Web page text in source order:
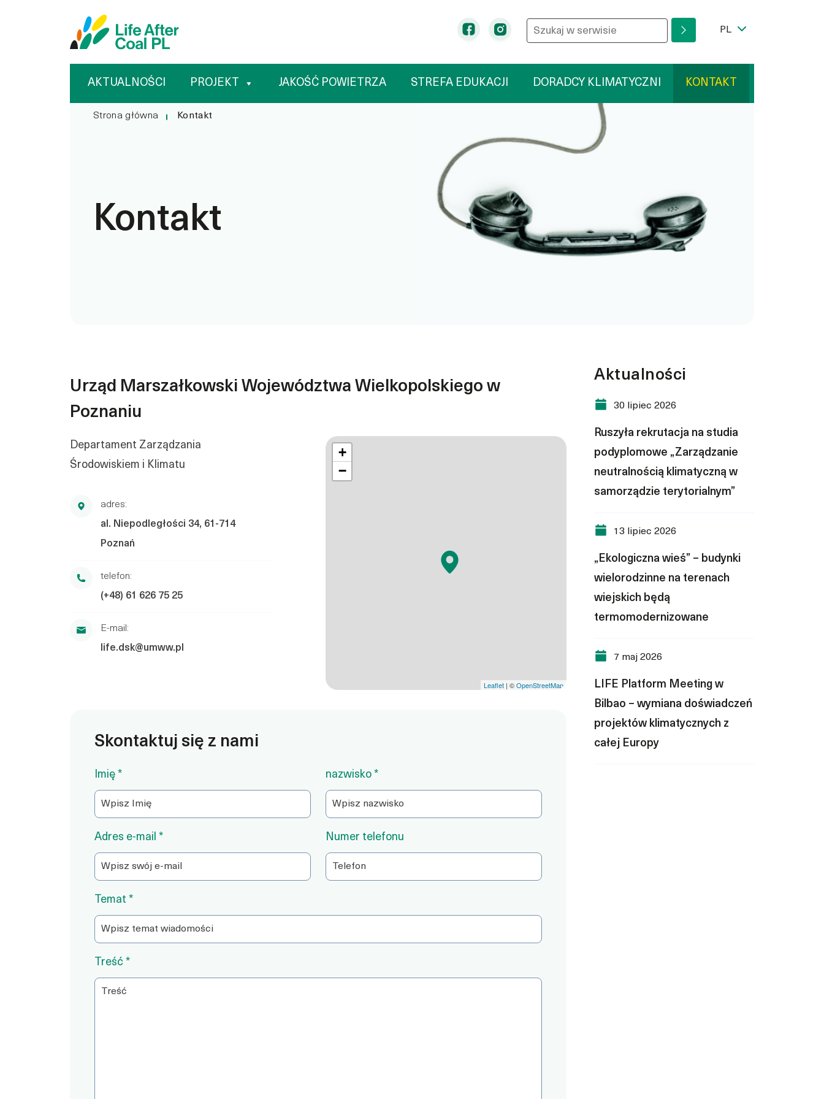
Kontakt FacebookInstagram
Wpisz wyszukiwaną frazę PLPrzełącznik języka
AKTUALNOŚCI PROJEKT JAKOŚĆ POWIETRZA STREFA EDUKACJI DORADCY KLIMATYCZNI KONTAKT
Strona główna Kontakt
Kontakt
Urząd Marszałkowski Województwa Wielkopolskiego w
Poznaniu
Departament Zarządzania
Środowiskiem i Klimatu
adres:
al. Niepodległości 34, 61-714
Poznań
telefon:
(+48) 61 626 75 25
E-mail:
life.dsk@umww.pl
+
−
Leaflet | ©OpenStreetMap
Skontaktuj się z nami
Imię * nazwisko *
Adres e-mail * Numer telefonu
Temat *
Treść *
Aktualności
30 lipiec 2026
Ruszyła rekrutacja na studia
podyplomowe „Zarządzanie
neutralnością klimatyczną w
samorządzie terytorialnym”
13 lipiec 2026
„Ekologiczna wieś” – budynki
wielorodzinne na terenach
wiejskich będą
termomodernizowane
7 maj 2026
LIFE Platform Meeting w
Bilbao – wymiana doświadczeń
projektów klimatycznych z
całej Europy